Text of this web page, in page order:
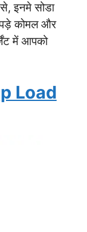
इनमे सोडा
कोमल और
में आपको
Load